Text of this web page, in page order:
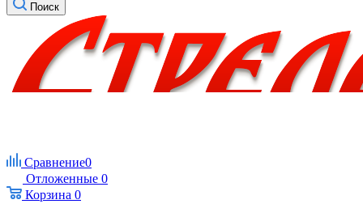
Поиск
Сравнение0
Отложенные 0
Корзина 0